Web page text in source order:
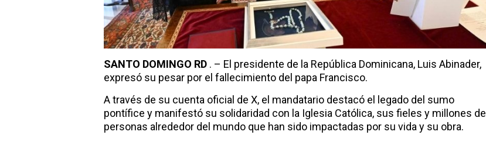
SANTO DOMINGO RD . – El presidente de la República Dominicana, Luis Abinader,
expresó su pesar por el fallecimiento del papa Francisco.
A través de su cuenta oficial de X, el mandatario destacó el legado del sumo
pontífice y manifestó su solidaridad con la Iglesia Católica, sus fieles y millones de
personas alrededor del mundo que han sido impactadas por su vida y su obra.